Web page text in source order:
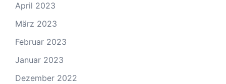
April 2023
März 2023
Februar 2023
Januar 2023
Dezember 2022